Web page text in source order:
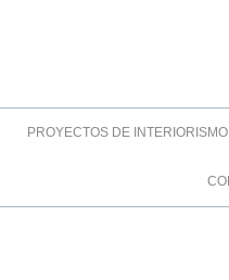
PROYECTOS DE INTERIORISMO